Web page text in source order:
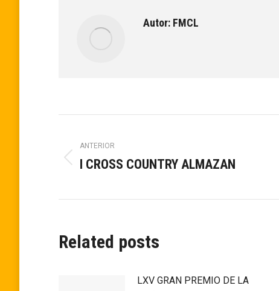
Autor: FMCL
entre
publicaciones
ANTERIOR
Publicación
I CROSS COUNTRY ALMAZAN
Related posts
LXV GRAN PREMIO DE LA